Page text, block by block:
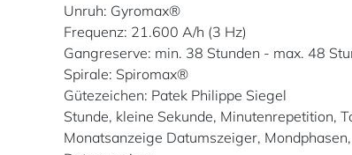
Unruh: Gyromax®
Frequenz: 21.600 A/h (3 Hz)
Gangreserve: min. 38 Stunden - max. 48
Spirale: Spiromax®
Gütezeichen: Patek Philippe Siegel
Stunde, kleine Sekunde, Minutenrepetition,
Monatsanzeige Datumszeiger,